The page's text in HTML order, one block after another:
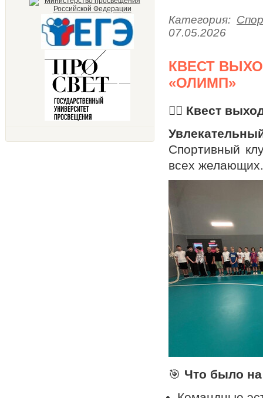
Категория:
07.05.2026
КВЕСТ
«ОЛИМП»
🏃‍♂️ Квест
Спортивный
всех желающих.
🎯 Что было на